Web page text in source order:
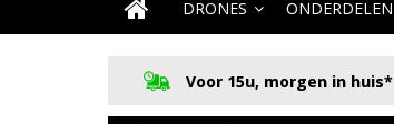
DRONES ONDERDELEN
Voor 15u, morgen in huis*